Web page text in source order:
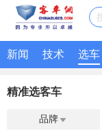
新闻 技术 选车
精准选客车
品牌 